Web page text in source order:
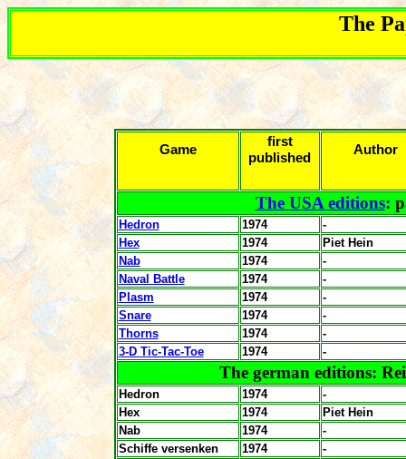
The
Game
first
published
Author
The USA editions:
Hedron 1974
-
Hex
1974
Piet Hein
Nab
1974
-
Naval Battle
1974
-
Plasm
1974
-
Snare
1974
-
Thorns
1974
-
3-D Tic-Tac-Toe
1974 -
The german editions:
Hedron 1974
-
Hex
1974
Piet Hein
Nab
1974
-
Schiffe versenken
1974
-